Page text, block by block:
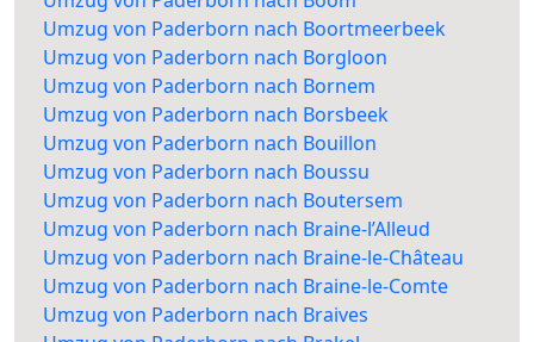
Umzug von Paderborn nach Boortmeerbeek
Umzug von Paderborn nach Borgloon
Umzug von Paderborn nach Bornem
Umzug von Paderborn nach Borsbeek
Umzug von Paderborn nach Bouillon
Umzug von Paderborn nach Boussu
Umzug von Paderborn nach Boutersem
Umzug von Paderborn nach Braine-l’Alleud
Umzug von Paderborn nach Braine-le-Château
Umzug von Paderborn nach Braine-le-Comte
Umzug von Paderborn nach Braives